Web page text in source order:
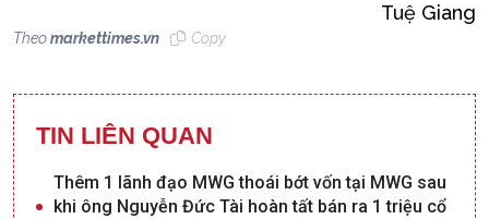
Tuệ Giang
Theomarkettimes.vn Copy
TIN LIÊN QUAN
Thêm 1 lãnh đạo MWG thoái bớt vốn tại MWG sau
khi ông Nguyễn Đức Tài hoàn tất bán ra 1 triệu cổ